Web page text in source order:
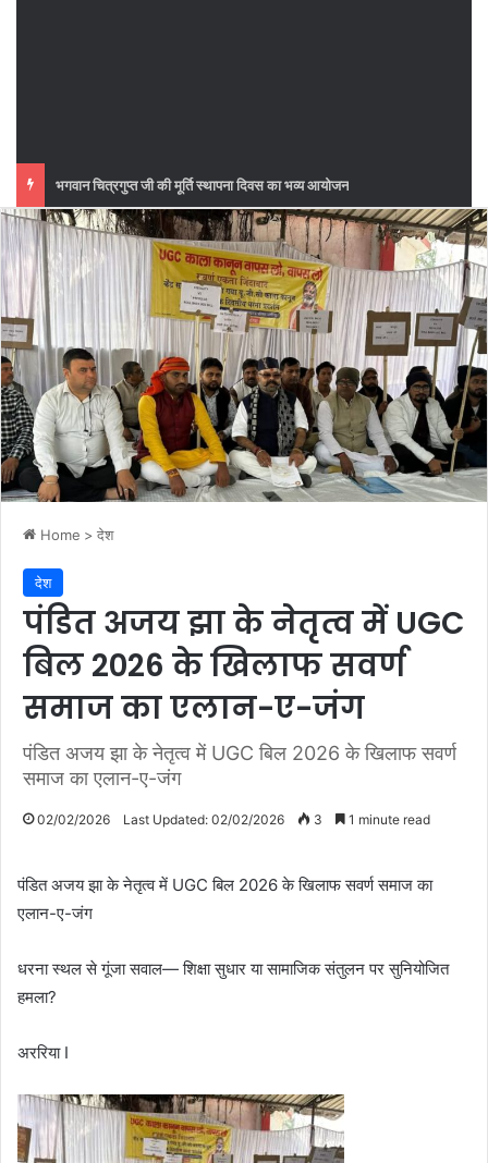
Home > देश
देश
पंडित अजय झा के नेतृत्व में UGC
बिल 2026 के खिलाफ सवर्ण
समाज का एलान-ए-जंग
पंडित अजय झा के नेतृत्व में UGC बिल 2026 के खिलाफ सवर्ण
समाज का एलान-ए-जंग
02/02/2026 Last Updated: 02/02/2026 3 1 minute read
पंडित अजय झा के नेतृत्व में UGC बिल 2026 के खिलाफ सवर्ण समाज का
एलान-ए-जंग
धरना स्थल से गूंजा सवाल— शिक्षा सुधार या सामाजिक संतुलन पर सुनियोजित
हमला?
अररिया I